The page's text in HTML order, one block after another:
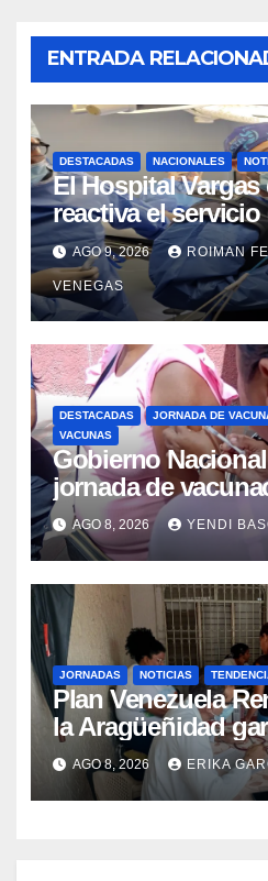
ENTRADA
DESTACADAS NACIONALES
El Hospital Vargas
reactiva el servicio
Retrógrada
beneficiar a
AGO 9, 2026 ROIMAN
VENEGAS
DESTACADAS JORNADA DE
VACUNAS
Gobierno
jornada de
Guaira para
epidemiológica
AGO 8, 2026 YENDI
JORNADAS NOTICIAS
Plan Venezuela
la Aragüeñidad
atención médica
Aragua
AGO 8, 2026 ERIKA